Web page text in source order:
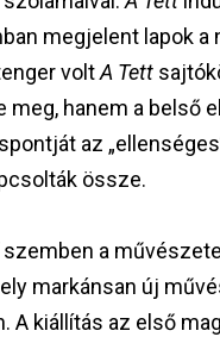
megjelent lapok a
voltA Tett
hanem a belső
az
össze.
szemben a
markánsan új
kiállítás az első